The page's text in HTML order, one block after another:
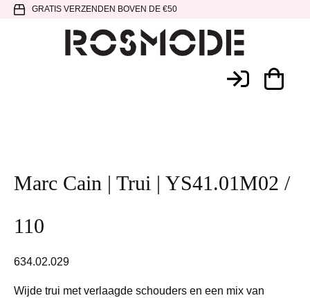
Spring
hoofdnavigatie
Door
SpringGRATIS VERZENDEN BOVEN DE €50
Marc Cain | Trui | YS41.01M02 /
110
634.02.029
Wijde trui met verlaagde schouders en een mix van